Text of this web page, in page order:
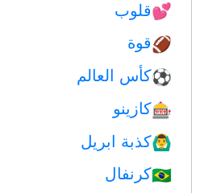
💕قلوب
🏈قوة
⚽كأس العالم
🎰كازينو
🙆‍♂️كذبة ابريل
🇧🇷كرنفال